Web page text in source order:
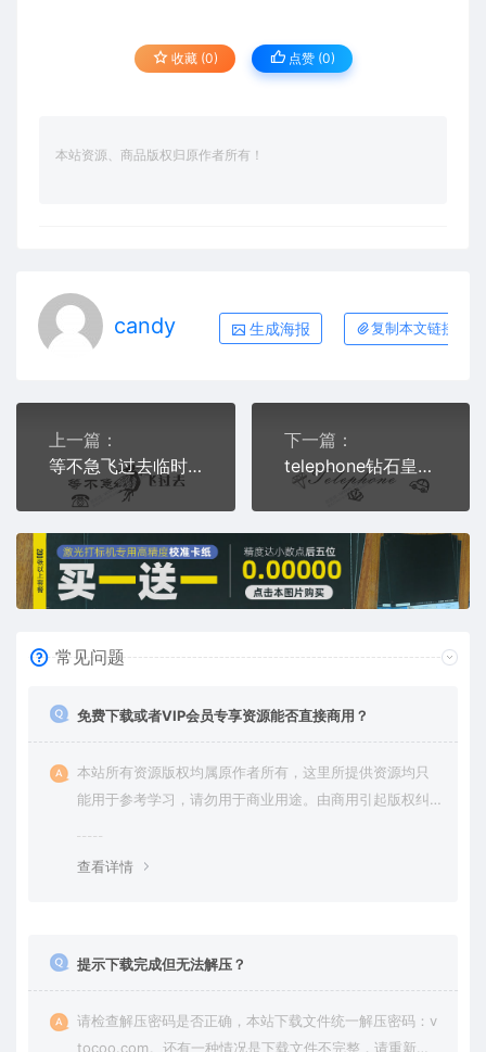
收藏 (0) 点赞 (0)
本站资源、商品版权归原作者所有！
candy 生成海报 复制本文链接
上一篇：
等不急飞过去临时停车挪车电话牌通用plt格式激光打标文件
下一篇：
telephone钻石皇冠汽车临时停车挪车电话牌通用plt格式激光打标文件
常见问题
免费下载或者VIP会员专享资源能否直接商用？
本站所有资源版权均属原作者所有，这里所提供资源均只
能用于参考学习，请勿用于商业用途。由商用引起版权纠
查看详情
提示下载完成但无法解压？
请检查解压密码是否正确，本站下载文件统一解压密码：v
tocoo.com。还有一种情况是下载文件不完整，请重新下